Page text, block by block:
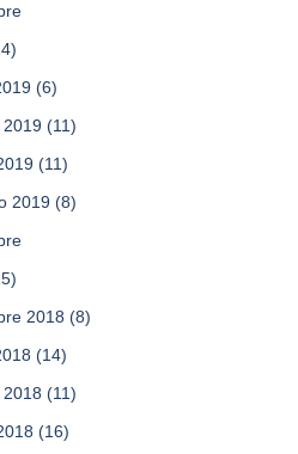
(6)
2019 (11)
(11)
2019 (8)
2018 (8)
(14)
(11)
(16)